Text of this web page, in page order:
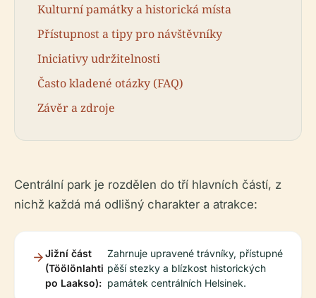
Kulturní památky a historická místa
Přístupnost a tipy pro návštěvníky
Iniciativy udržitelnosti
Často kladené otázky (FAQ)
Závěr a zdroje
Centrální park je rozdělen do tří hlavních částí, z
nichž každá má odlišný charakter a atrakce:
Jižní část
(Töölönlahti
po Laakso):
Zahrnuje upravené trávníky, přístupné
pěší stezky a blízkost historických
památek centrálních Helsinek.